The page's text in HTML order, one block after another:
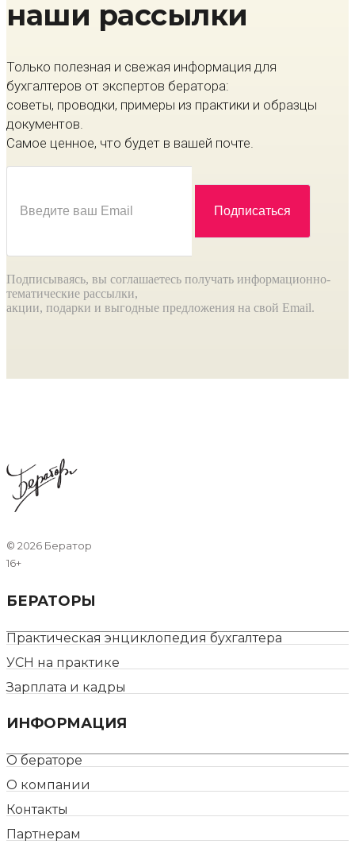
наши рассылки
Только полезная и свежая информация для
бухгалтеров от экспертов бератора:
советы, проводки, примеры из практики и образцы
документов.
Самое ценное, что будет в вашей почте.
Подписываясь, вы соглашаетесь получать информационно-
тематические рассылки,
акции, подарки и выгодные предложения на свой Email.
© 2026 Бератор
16+
БЕРАТОРЫ
Практическая энциклопедия бухгалтера
УСН на практике
Зарплата и кадры
ИНФОРМАЦИЯ
О бераторе
О компании
Контакты
Партнерам